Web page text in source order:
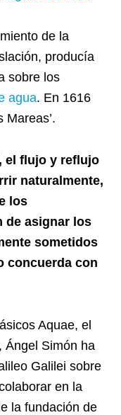
de la
producía
sobre los
agua. En 1616
Mareas’.
el flujo y reflujo
naturalmente,
los
de asignar los
sometidos
concuerda con
Aquae, el
Ángel Simón ha
Galilei sobre
en la
la fundación de